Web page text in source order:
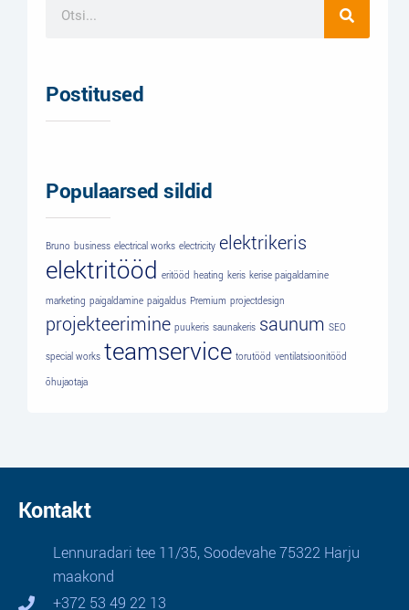
Postitused
Populaarsed sildid
Bruno business electrical works electricity elektrikeris
elektritööd eritööd heating keris kerise paigaldamine
marketing paigaldamine paigaldus Premium projectdesign
projekteerimine puukeris saunakeris saunum SEO
special works teamservice torutööd ventilatsioonitööd
õhujaotaja
Kontakt
Lennuradari tee 11/35, Soodevahe 75322 Harju
maakond
+372 53 49 22 13